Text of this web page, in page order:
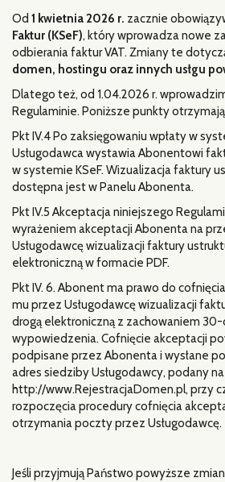
Od 1 kwietnia 2026 r. zacznie
Faktur (KSeF), który wprowadza nowe
odbierania faktur VAT. Zmiany te
domen, hostingu oraz innych usłgu
Dlatego też, od 1.04.2026 r.
Regulaminie. Poniższe punkty
Pkt IV.4 Po zaksięgowaniu wpłaty w
Usługodawca wystawia Abonentowi
w systemie KSeF. Wizualizacja faktury
dostępna jest w Panelu Abonenta.
Pkt IV.5 Akceptacja niniejszego
wyrażeniem akceptacji Abonenta na
Usługodawcę wizualizacji faktury
elektroniczną w formacie PDF.
Pkt IV. 6. Abonent ma prawo do
mu przez Usługodawcę wizualizacji
drogą elektroniczną z zachowaniem
wypowiedzenia. Cofnięcie akceptacji
podpisane przez Abonenta i wysłane
adres siedziby Usługodawcy, podany na
http://www.RejestracjaDomen.pl, przy
rozpoczęcia procedury cofnięcia
otrzymania poczty przez Usługodawcę.
Jeśli przyjmują Państwo powyższe